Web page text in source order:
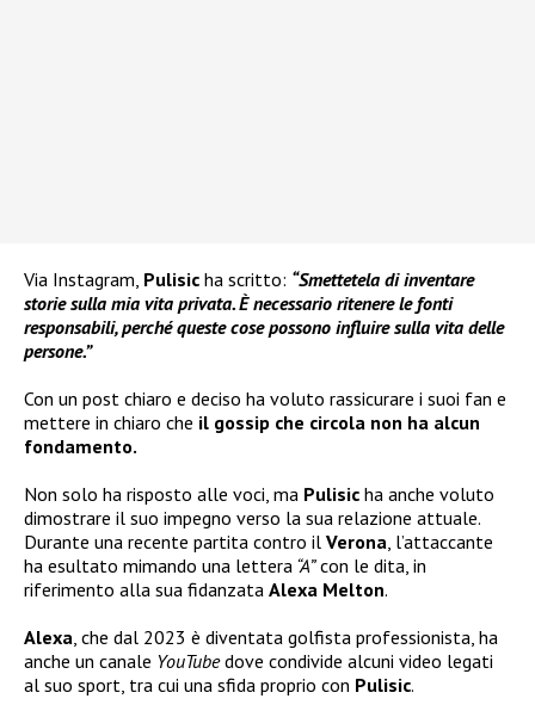
Via Instagram, Pulisic ha scritto: “Smettetela di inventare
storie sulla mia vita privata. È necessario ritenere le fonti
responsabili, perché queste cose possono influire sulla vita delle
persone.”
Con un post chiaro e deciso ha voluto rassicurare i suoi fan e
mettere in chiaro che il gossip che circola non ha alcun
fondamento.
Non solo ha risposto alle voci, ma Pulisic ha anche voluto
dimostrare il suo impegno verso la sua relazione attuale.
Durante una recente partita contro il Verona, l’attaccante
ha esultato mimando una lettera “A”con le dita, in
riferimento alla sua fidanzata Alexa Melton.
Alexa, che dal 2023 è diventata golfista professionista, ha
anche un canale YouTubedove condivide alcuni video legati
al suo sport, tra cui una sfida proprio con Pulisic.